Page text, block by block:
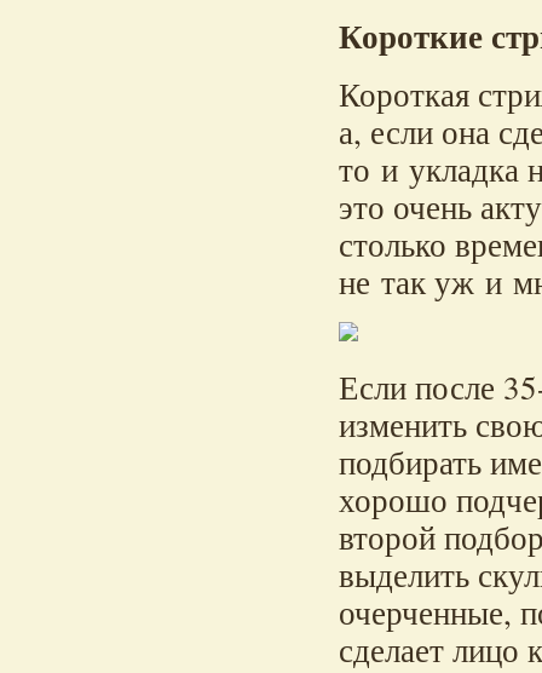
Короткие
Короткая
а, если она
то и укладка
это очень
столько
не так уж и
Если после
изменить
подбирать
хорошо
второй
выделить
очерченные,
сделает лицо